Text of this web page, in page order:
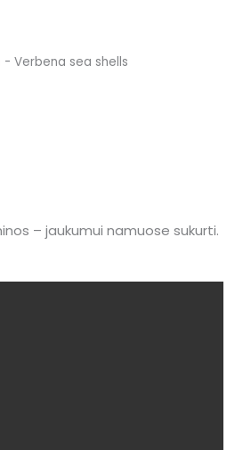
Verbena sea shells
– jaukumui namuose sukurti.